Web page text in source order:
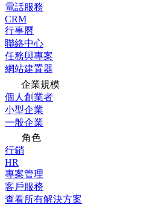
電話服務
CRM
行事曆
聯絡中心
任務與專案
網站建置器
企業規模
個人創業者
小型企業
一般企業
角色
行銷
HR
專案管理
客戶服務
查看所有解決方案